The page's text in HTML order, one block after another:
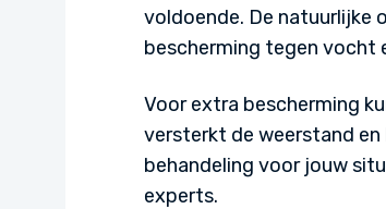
voldoende. De natuurlijke
bescherming tegen vocht
Voor extra bescherming
versterkt de weerstand
behandeling voor jouw
experts.